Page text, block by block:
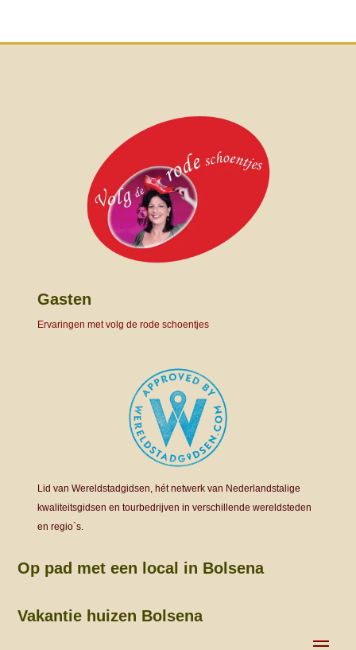
Gasten
Ervaringen met volg de rode schoentjes
Lid van Wereldstadgidsen, hét netwerk van Nederlandstalige
kwaliteitsgidsen en tourbedrijven in verschillende wereldsteden
en regio`s.
Op pad met een local in Bolsena
Vakantie huizen Bolsena